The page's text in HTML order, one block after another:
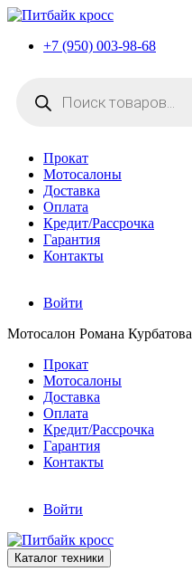
+7 (950) 003-98-68
товаров
Прокат
Мотосалоны
Доставка
Оплата
Кредит/Рассрочка
Гарантия
Контакты
Войти
Мотосалон Романа Курбатова
Прокат
Мотосалоны
Доставка
Оплата
Кредит/Рассрочка
Гарантия
Контакты
Войти
Каталог техники